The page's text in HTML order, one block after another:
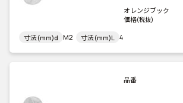
オレンジブック
価格(税抜)
寸法(mm)d M2 寸法(mm)L 4
品番